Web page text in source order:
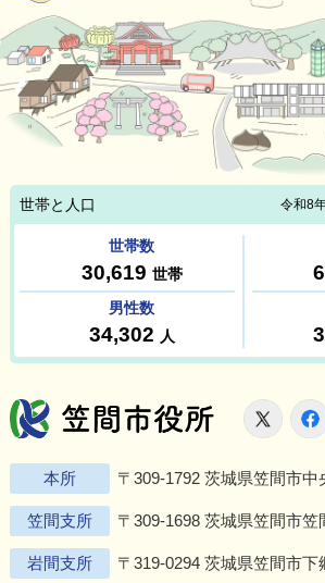
笠間市役
X
本所 〒309-1792 茨城県笠間市中
笠間支所 〒309-1698 茨城県笠間市笠
岩間支所 〒319-0294 茨城県笠間市下